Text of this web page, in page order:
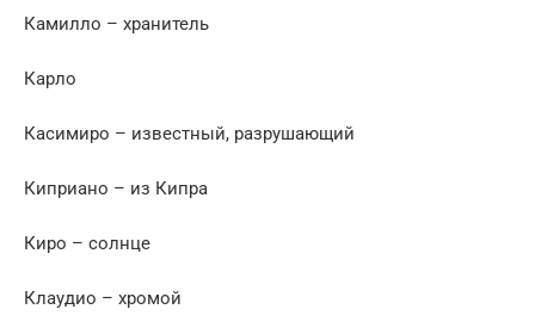
Камилло – хранитель
Карло
Касимиро – известный, разрушающий
Киприано – из Кипра
Киро – солнце
Клаудио – хромой